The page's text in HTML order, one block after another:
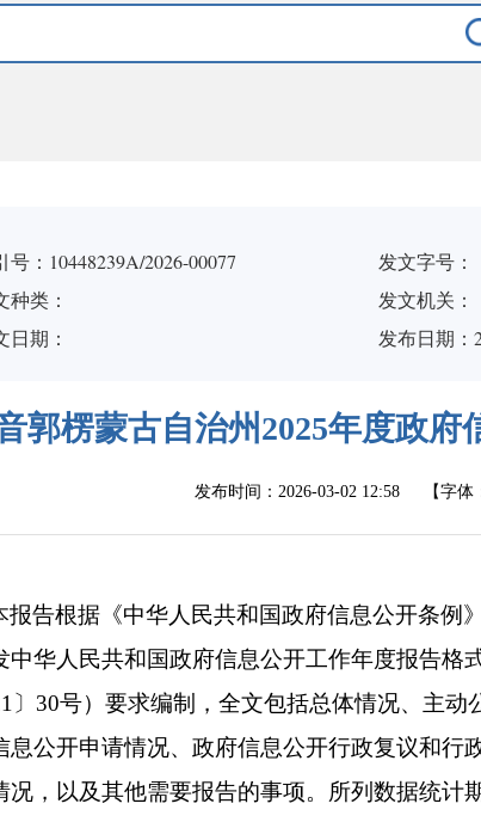
号：10448239A/2026-00077
发文字号：
种类：
发文机关：
日期：
发布日期：
郭楞蒙古自治州2025年度政
发布时间： 2026-03-02 12:58 【字体
报告根据《中华人民共和国政府信息公开条例
中华人民共和国政府信息公开工作年度报告格
〕30号）要求编制，全文包括总体情况、主
息公开申请情况、政府信息公开行政复议和行
况，以及其他需要报告的事项。所列数据统计